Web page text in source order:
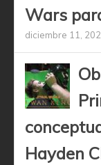
Wars
diciembre 11,
Hayden